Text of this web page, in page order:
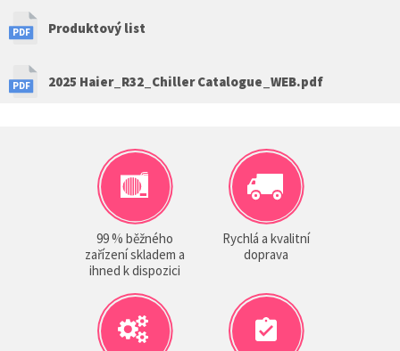
Produktový list
2025 Haier_R32_Chiller Catalogue_WEB.pdf
99 % běžného
zařízení skladem a
ihned k dispozici
Rychlá a kvalitní
doprava